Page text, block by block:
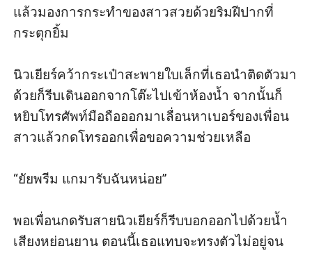
แล้วมองการกระทำของสาวสวยด้วยริมฝีปากที่
กระตุกยิ้ม
นิวเยียร์คว้ากระเป๋าสะพายใบเล็กที่เธอนำติดตัวมา
ด้วยก็รีบเดินออกจากโต๊ะไปเข้าห้องน้ำ จากนั้นก็
หยิบโทรศัพท์มือถือออกมาเลื่อนหาเบอร์ของเพื่อน
สาวแล้วกดโทรออกเพื่อขอความช่วยเหลือ
“ยัยพรีม แกมารับฉันหน่อย”
พอเพื่อนกดรับสายนิวเยียร์ก็รีบบอกออกไปด้วยน้ำ
เสียงหย่อนยาน ตอนนี้เธอแทบจะทรงตัวไม่อยู่จน